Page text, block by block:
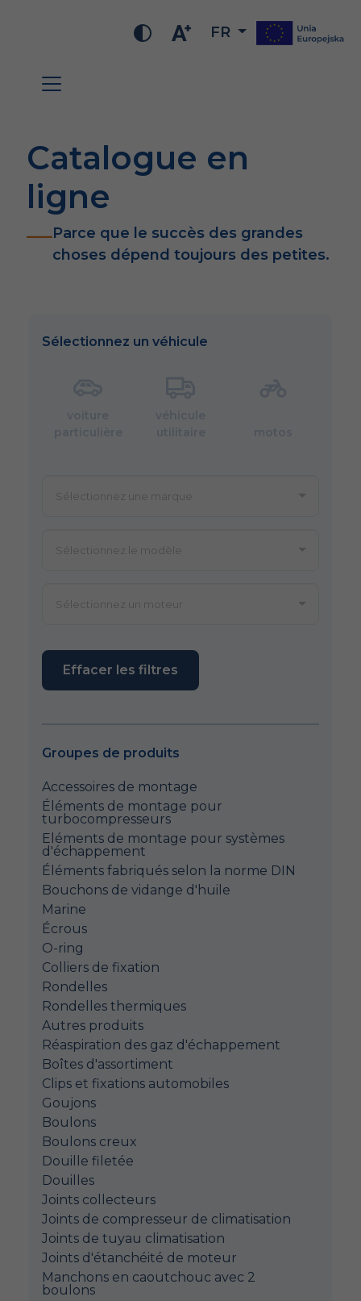
FR
Catalogue en
ligne
Parce que le succès des grandes
choses dépend toujours des petites.
Sélectionnez un véhicule
Effacer les filtres
Groupes de produits
Accessoires de montage
Éléments de montage pour
turbocompresseurs
Eléments de montage pour systèmes
d'échappement
Éléments fabriqués selon la norme DIN
Bouchons de vidange d'huile
Marine
Écrous
O-ring
Colliers de fixation
Rondelles
Rondelles thermiques
Autres produits
Réaspiration des gaz d'échappement
Boîtes d'assortiment
Clips et fixations automobiles
Goujons
Boulons
Boulons creux
Douille filetée
Douilles
Joints collecteurs
Joints de compresseur de climatisation
Joints de tuyau climatisation
Joints d'étanchéité de moteur
Manchons en caoutchouc avec 2
boulons